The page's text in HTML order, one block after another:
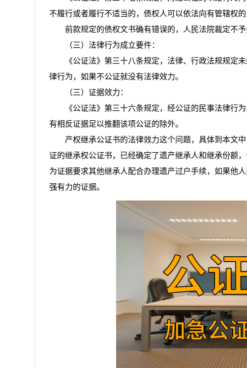
不履行或者履行不适当的，债权人可以依法向有管辖权的
前款规定的债权文书确有错误的，人民法院裁定不
（三）法律行为成立要件：
《公证法》 第三十八条规定， 法律、行政法规规定
律行为，如果不公证就没有法律效力。
（三）证据效力：
《公证法》 第三十六条规定， 经公证的民事法律行
有相反证据足以推翻该项公证的除外。
产权继承公证书的法律效力这个问题，具体到本文
证的继承权公证书，已经确定了遗产继承人和继承份额
为证据要求其他继承人配合办理遗产过户手续，如果他
强有力的证据。